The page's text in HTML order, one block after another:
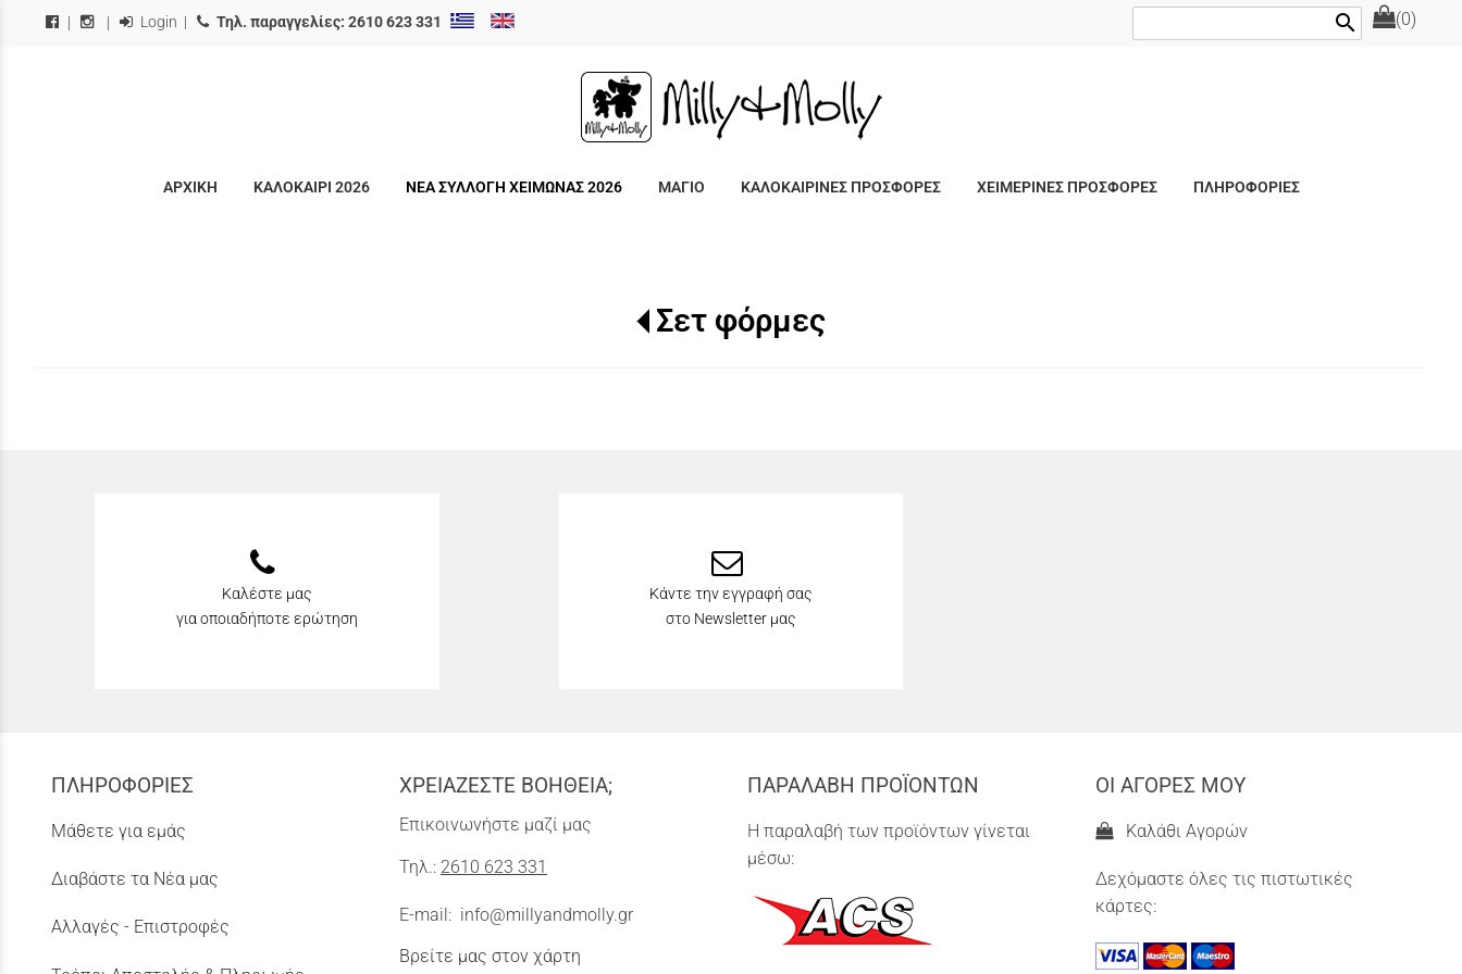
Login | Τηλ. παραγγελίες: 2610 623 331 (0)
search
ΑΡΧΙΚΗ ΚΑΛΟΚΑΙΡΙ 2026 ΝΕΑ ΣΥΛΛΟΓΗ ΧΕΙΜΩΝΑΣ 2026 ΜΑΓΙΟ ΚΑΛΟΚΑΙΡΙΝΕΣ ΠΡΟΣΦΟΡΕΣ ΧΕΙΜΕΡΙΝΕΣ ΠΡΟΣΦΟΡΕΣ ΠΛΗΡΟΦΟΡΙΕΣ
Σετ φόρμες
Καλέστε μας
για οποιαδήποτε ερώτηση
Κάντε την εγγραφή σας
στο Newsletter μας
ΠΛΗΡΟΦΟΡΙΕΣ
Μάθετε για εμάς
Διαβάστε τα Νέα μας
Αλλαγές - Επιστροφές
ΧΡΕΙΑΖΕΣΤΕ ΒΟΗΘΕΙΑ;
Επικοινωνήστε μαζί μας
Τηλ.: 2610 623 331
E-mail: info@millyandmolly.gr
Βρείτε μας στον χάρτη
ΠΑΡΑΛΑΒΗ ΠΡΟΪΟΝΤΩΝ
Η παραλαβή των προϊόντων γίνεται
μέσω:
ΟΙ ΑΓΟΡΕΣ ΜΟΥ
Καλάθι Αγορών
Δεχόμαστε όλες τις πιστωτικές
κάρτες: